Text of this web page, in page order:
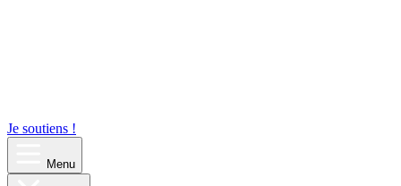
Je soutiens !
Menu